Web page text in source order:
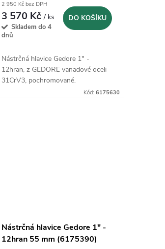
2 950 Kč bez DPH
3 570 Kč/ ks
Skladem do 4
dnů
DO KOŠÍKU
Nástrčná hlavice Gedore 1" -
12hran, z GEDORE vanadové oceli
31CrV3, pochromované.
Kód: 6175630
Nástrčná hlavice Gedore 1" -
12hran 55 mm (6175390)